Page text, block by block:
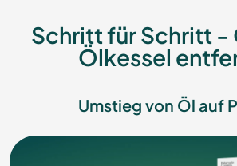
Schritt für Schritt -
Ölkessel
Umstieg von Öl auf